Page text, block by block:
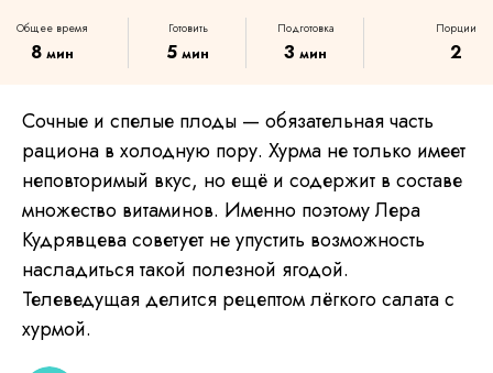
Общее время
8 мин
Готовить
5 мин
Подготовка
3 мин
Порции
2
Сочные и спелые плоды — обязательная часть
рациона в холодную пору. Хурма не только имеет
неповторимый вкус, но ещё и содержит в составе
множество витаминов. Именно поэтому Лера
Кудрявцева советует не упустить возможность
насладиться такой полезной ягодой.
Телеведущая делится рецептом лёгкого салата с
хурмой.